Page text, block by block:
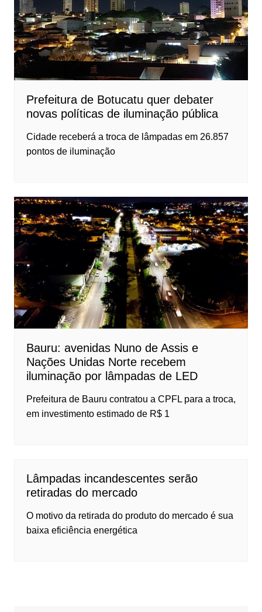
Prefeitura de Botucatu quer debater
novas políticas de iluminação pública
Cidade receberá a troca de lâmpadas em 26.857
pontos de iluminação
Bauru: avenidas Nuno de Assis e
Nações Unidas Norte recebem
iluminação por lâmpadas de LED
Prefeitura de Bauru contratou a CPFL para a troca,
em investimento estimado de R$ 1
Lâmpadas incandescentes serão
retiradas do mercado
O motivo da retirada do produto do mercado é sua
baixa eficiência energética